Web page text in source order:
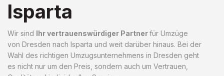
Isparta
Wir sind Ihr vertrauenswürdiger Partnerfür Umzüge
von Dresden nach Isparta und weit darüber hinaus. Bei der
Wahl des richtigen Umzugsunternehmens in Dresden geht
es nicht nur um den Preis, sondern auch um Vertrauen,